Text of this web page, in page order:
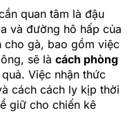
quan tâm là đậu
và đường hô hấp của
cho gà, bao gồm việc
sẽ là cách phòng
Việc nhận thức
cách cách ly kịp thời
giữ cho chiến kê